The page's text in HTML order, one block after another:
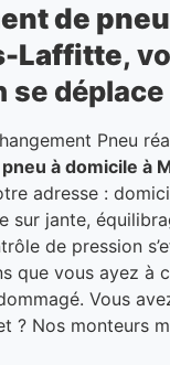
de
Laffitte,
se déplace
Pneu
à domicile à
adresse :
sur jante,
de pression
que vous ayez à
Vous
? Nos monteurs